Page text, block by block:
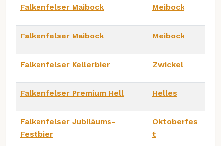
Falkenfelser Maibock Meibock
Falkenfelser Maibock Meibock
Falkenfelser Kellerbier Zwickel
Falkenfelser Premium Hell Helles
Falkenfelser Jubiläums-
Festbier
Oktoberfes
t